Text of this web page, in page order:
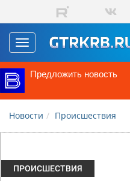
Перейти к основному
Toggle
navigation
Предложить новость
Новости Происшествия
ПРОИСШЕСТВИЯ